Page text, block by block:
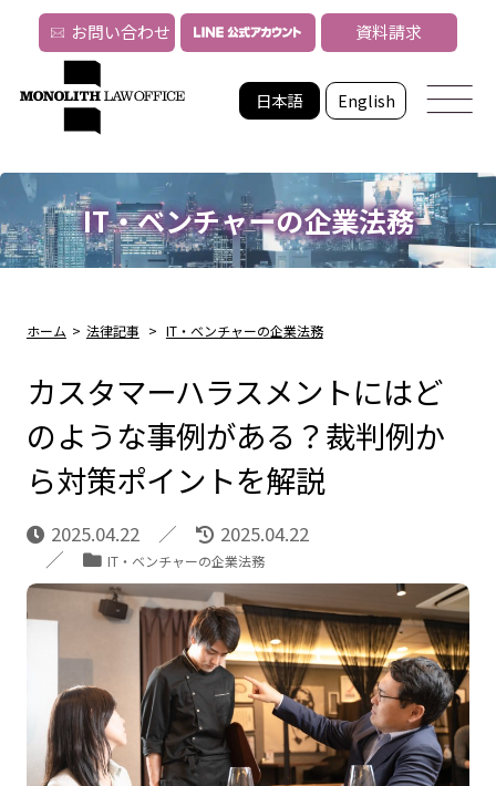
日本語 English
お問い合わせ 資料請求
IT・ベンチャーの企業法務
ホーム > 法律記事 > IT・ベンチャーの企業法務
カスタマーハラスメントにはど
のような事例がある？裁判例か
ら対策ポイントを解説
2025.04.22 2025.04.22
IT・ベンチャーの企業法務